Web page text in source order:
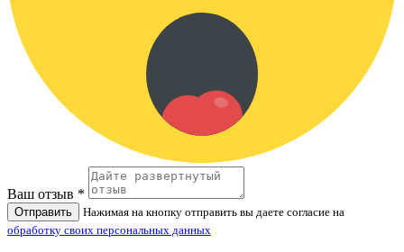
Ваш отзыв *
Отправить
Нажимая на кнопку отправить вы даете согласие на
обработку своих персональных данных